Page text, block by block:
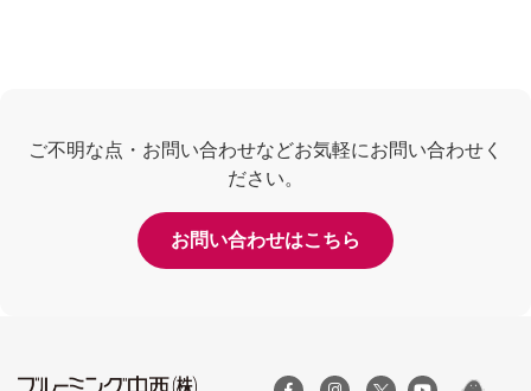
ご不明な点・お問い合わせなどお気軽にお問い合わせく
ださい。
お問い合わせはこちら